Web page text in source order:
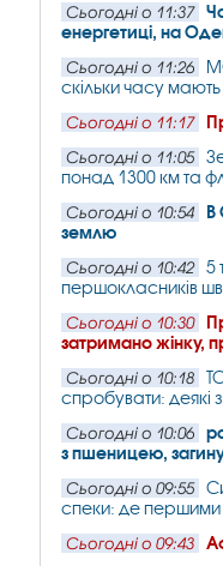
Сьогодні о 11:37
енергетиці, на
Сьогодні о 11:26
скільки часу мають
Сьогодні о 11:17
Сьогодні о 11:05
понад 1300 км та
Сьогодні о 10:54
В
землю
Сьогодні о 10:42
5
першокласників
Сьогодні о 10:30
затримано жінку,
Сьогодні о 10:18
спробувати: деякі
Сьогодні о 10:06
з пшеницею,
Сьогодні о 09:55
спеки: де першими
Сьогодні о 09:43